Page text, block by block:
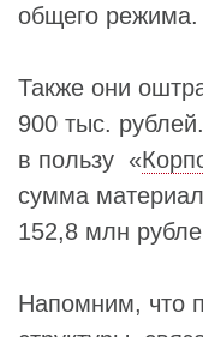
общего режима.
Также они
900 тыс.
в пользу «
сумма
152,8 млн
Напомним, что